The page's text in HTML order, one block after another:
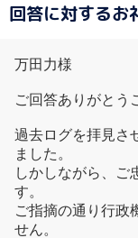
回答に対するお
万田力様
ご回答ありがとう
過去ログを拝見さ
ました。
しかしながら、ご
す。
ご指摘の通り行政
せん。